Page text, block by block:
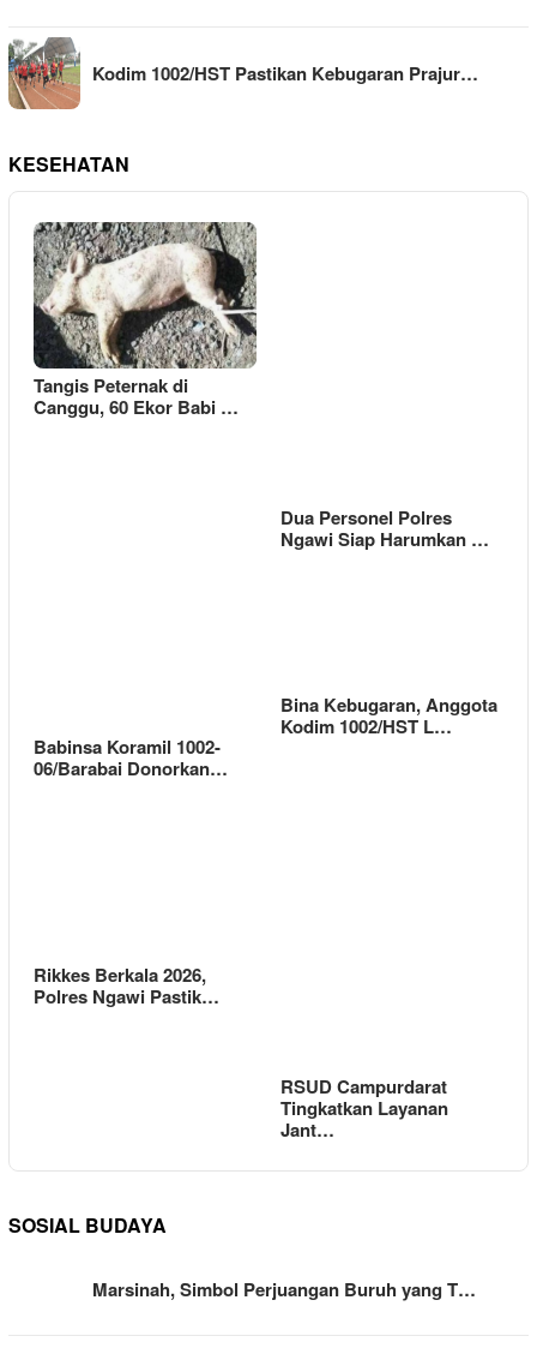
Kodim 1002/HST Pastikan Kebugaran Prajur…
KESEHATAN
Tangis Peternak di
Canggu, 60 Ekor Babi …
Dua Personel Polres
Ngawi Siap Harumkan …
Babinsa Koramil 1002-
06/Barabai Donorkan…
Bina Kebugaran, Anggota
Kodim 1002/HST L…
Rikkes Berkala 2026,
Polres Ngawi Pastik…
RSUD Campurdarat
Tingkatkan Layanan
Jant…
SOSIAL BUDAYA
Marsinah, Simbol Perjuangan Buruh yang T…